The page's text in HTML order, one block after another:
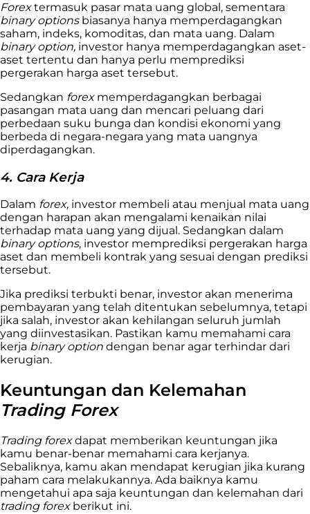
Forextermasuk pasar mata uang global, sementara
binary optionsbiasanya hanya memperdagangkan
saham, indeks, komoditas, dan mata uang. Dalam
binary option, investor hanya memperdagangkan aset-
aset tertentu dan hanya perlu memprediksi
pergerakan harga aset tersebut.
Sedangkan forex memperdagangkan berbagai
pasangan mata uang dan mencari peluang dari
perbedaan suku bunga dan kondisi ekonomi yang
berbeda di negara-negara yang mata uangnya
diperdagangkan.
4. Cara Kerja
Dalam forex, investor membeli atau menjual mata uang
dengan harapan akan mengalami kenaikan nilai
terhadap mata uang yang dijual. Sedangkan dalam
binary options, investor memprediksi pergerakan harga
aset dan membeli kontrak yang sesuai dengan prediksi
tersebut.
Jika prediksi terbukti benar, investor akan menerima
pembayaran yang telah ditentukan sebelumnya, tetapi
jika salah, investor akan kehilangan seluruh jumlah
yang diinvestasikan. Pastikan kamu memahami cara
kerja binary option dengan benar agar terhindar dari
kerugian.
Keuntungan dan Kelemahan
Trading Forex
Trading forexdapat memberikan keuntungan jika
kamu benar-benar memahami cara kerjanya.
Sebaliknya, kamu akan mendapat kerugian jika kurang
paham cara melakukannya. Ada baiknya kamu
mengetahui apa saja keuntungan dan kelemahan dari
trading forex berikut ini.